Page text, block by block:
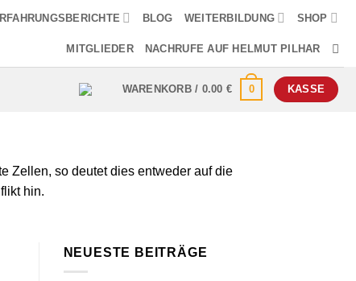
BLOG WEITERBILDUNG SHOP
MITGLIEDER NACHRUFE AUF HELMUT PILHAR
WARENKORB / 0.00 € 0 KASSE
Zellen, so deutet dies entweder auf die
hin.
NEUESTE BEITRÄGE